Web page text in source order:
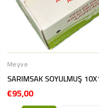
Meyve
€95,00Fiyat